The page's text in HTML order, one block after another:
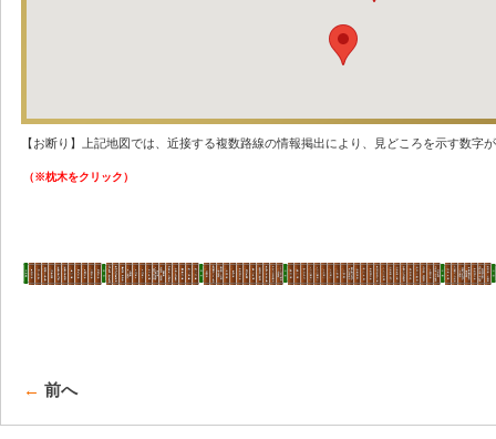
【お断り】上記地図では、近接する複数路線の情報掲出により、見どころを示す数字
（※枕木をクリック）
← 前へ